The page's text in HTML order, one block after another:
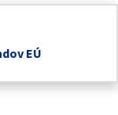
EÚ